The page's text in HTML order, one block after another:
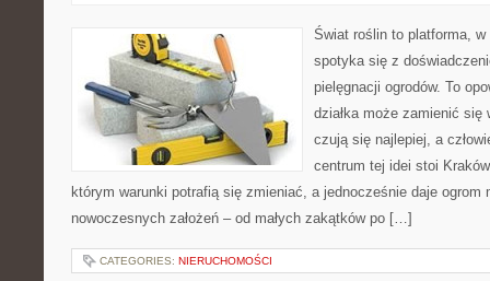
Świat roślin to platforma,
spotyka się z
pielęgnacji ogrodów. To
działka może zamienić
czują się najlepiej, a
centrum tej idei stoi
którym warunki potrafią się zmieniać, a jednocześnie daje ogrom
nowoczesnych założeń – od małych zakątków po […]
CATEGORIES: NIERUCHOMOŚCI